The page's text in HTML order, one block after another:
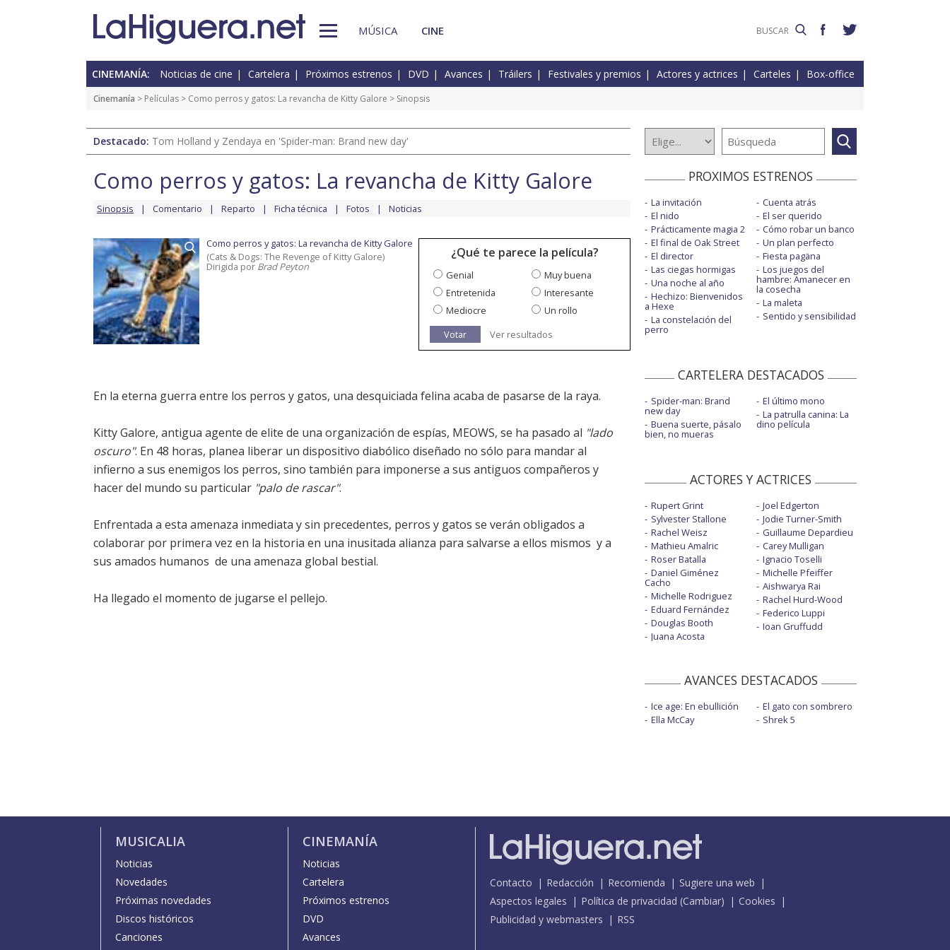
MÚSICA CINE
CINEMANÍA: Noticias de cine Cartelera Próximos estrenos DVD Avances Tráilers Festivales y premios Actores y actrices Carteles Box-office
Cinemanía > Películas > Como perros y gatos: La revancha de Kitty Galore > Sinopsis
Destacado: Tom Holland y Zendaya en 'Spider-man: Brand new day'
Como perros y gatos: La revancha de Kitty Galore
Sinopsis Comentario Reparto Ficha técnica Fotos Noticias
Como perros y gatos: La revancha de Kitty Galore
(Cats & Dogs: The Revenge of Kitty Galore)
Dirigida por Brad Peyton
¿Qué te parece la película?
Genial
Muy buena
Entretenida
Interesante
Mediocre
Un rollo
Votar
Ver resultados
En la eterna guerra entre los perros y gatos, una desquiciada felina acaba de pasarse de la raya.
Kitty Galore, antigua agente de elite de una organización de espías, MEOWS, se ha pasado al "lado
oscuro". En 48 horas, planea liberar un dispositivo diabólico diseñado no sólo para mandar al
infierno a sus enemigos los perros, sino también para imponerse a sus antiguos compañeros y
hacer del mundo su particular "palo de rascar".
Enfrentada a esta amenaza inmediata y sin precedentes, perros y gatos se verán obligados a
colaborar por primera vez en la historia en una inusitada alianza para salvarse a ellos mismos  y a
sus amados humanos  de una amenaza global bestial.
Ha llegado el momento de jugarse el pellejo.
PROXIMOS ESTRENOS
La invitación
El nido
Prácticamente magia 2
El final de Oak Street
El director
Las ciegas hormigas
Una noche al año
Hechizo: Bienvenidos
a Hexe
La constelación del
perro
Cuenta atrás
El ser querido
Cómo robar un banco
Un plan perfecto
Fiesta pagäna
Los juegos del
hambre: Amanecer en
la cosecha
La maleta
Sentido y sensibilidad
CARTELERA DESTACADOS
Spider-man: Brand
new day
Buena suerte, pásalo
bien, no mueras
El último mono
La patrulla canina: La
dino película
ACTORES Y ACTRICES
Rupert Grint
Sylvester Stallone
Rachel Weisz
Mathieu Amalric
Roser Batalla
Daniel Giménez
Cacho
Michelle Rodriguez
Eduard Fernández
Douglas Booth
Juana Acosta
Joel Edgerton
Jodie Turner-Smith
Guillaume Depardieu
Carey Mulligan
Ignacio Toselli
Michelle Pfeiffer
Aishwarya Rai
Rachel Hurd-Wood
Federico Luppi
Ioan Gruffudd
AVANCES DESTACADOS
Ice age: En ebullición
Ella McCay
El gato con sombrero
Shrek 5
MUSICALIA
Noticias
Novedades
Próximas novedades
Discos históricos
Canciones
CINEMANÍA
Noticias
Cartelera
Próximos estrenos
DVD
Avances
Contacto Redacción Recomienda
Sugiere una web
Aspectos legales
Política de privacidad (Cambiar)
Cookies
Publicidad y webmasters
RSS